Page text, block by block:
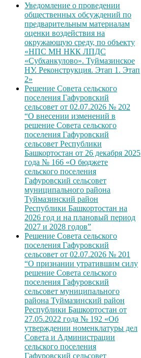
Уведомление о проведении
общественных обсуждений по
предварительным материалам
оценки воздействия на
окружающую среду, по объекту
«НПС МН НКК ЛПДС
«Субханкулово». Туймазинское
НУ. Реконструкция. Этап 1. Этап
2»
Решение Совета сельского
поселения Гафуровский
сельсовет от 02.07.2026 № 202
“О внесении изменений в
решение Совета сельского
поселения Гафуровский
сельсовет Республики
Башкортостан от 26 декабря 2025
года № 166 «О бюджете
сельского поселения
Гафуровский сельсовет
муниципального района
Туймазинский район
Республики Башкортостан на
2026 год и на плановый период
2027 и 2028 годов”
Решение Совета сельского
поселения Гафуровский
сельсовет от 02.07.2026 № 201
“О признании утратившим силу
решение Совета сельского
поселения Гафуровский
сельсовет муниципального
района Туймазинский район
Республики Башкортостан от
27.05.2022 года № 192 «Об
утверждении номенклатуры дел
Совета и Администрации
сельского поселения
Гафуровский сельсовет